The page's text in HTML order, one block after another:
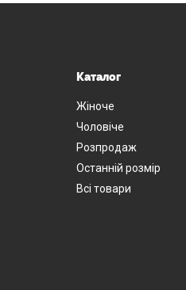
Каталог
Жіноче
Чоловіче
Розпродаж
Останній розмір
Всі товари